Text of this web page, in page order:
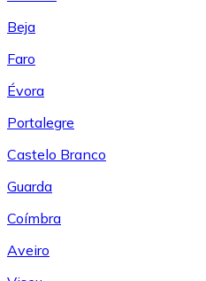
Beja
Faro
Évora
Portalegre
Castelo Branco
Guarda
Coímbra
Aveiro